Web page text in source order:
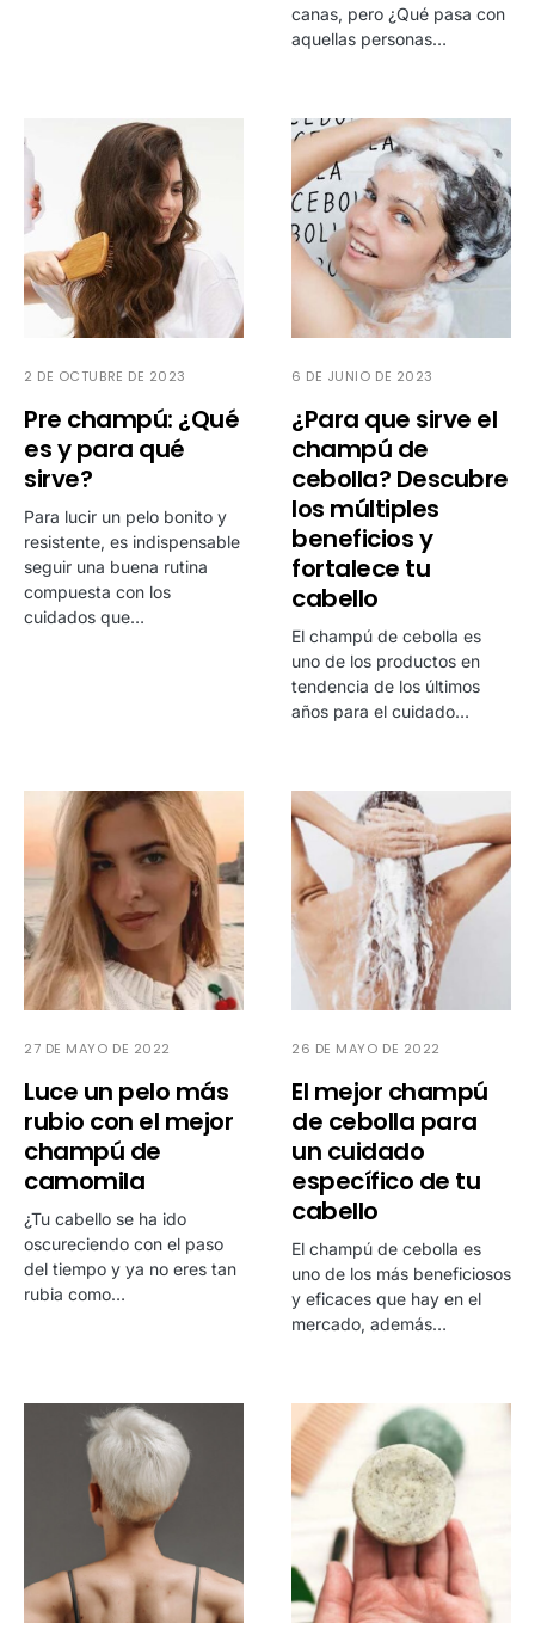
canas, pero ¿Qué pasa con
aquellas personas…
2 DE OCTUBRE DE 2023
Pre champú: ¿Qué
es y para qué
sirve?
Para lucir un pelo bonito y
resistente, es indispensable
seguir una buena rutina
compuesta con los
cuidados que…
6 DE JUNIO DE 2023
¿Para que sirve el
champú de
cebolla? Descubre
los múltiples
beneficios y
fortalece tu
cabello
El champú de cebolla es
uno de los productos en
tendencia de los últimos
años para el cuidado…
27 DE MAYO DE 2022
Luce un pelo más
rubio con el mejor
champú de
camomila
¿Tu cabello se ha ido
oscureciendo con el paso
del tiempo y ya no eres tan
rubia como…
26 DE MAYO DE 2022
El mejor champú
de cebolla para
un cuidado
específico de tu
cabello
El champú de cebolla es
uno de los más beneficiosos
y eficaces que hay en el
mercado, además…